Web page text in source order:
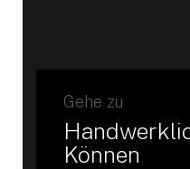
Gehe zu
Können